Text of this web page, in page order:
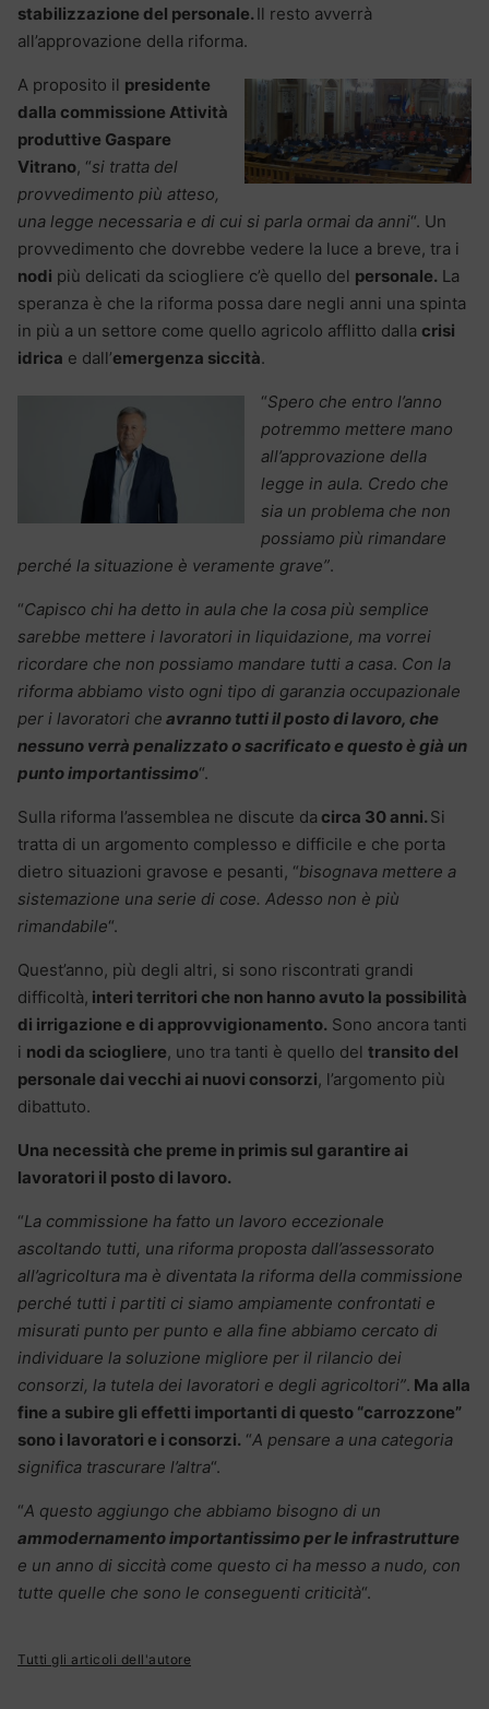
stabilizzazione del personale. Il resto avverrà
all’approvazione della riforma.
A proposito il presidente
dalla commissione Attività
produttive Gaspare
Vitrano, “si tratta del
provvedimento più atteso,
una legge necessaria e di cui si parla ormai da anni“. Un
provvedimento che dovrebbe vedere la luce a breve, tra i
nodi più delicati da sciogliere c’è quello del personale. La
speranza è che la riforma possa dare negli anni una spinta
in più a un settore come quello agricolo afflitto dalla crisi
idrica e dall’emergenza siccità.
“Spero che entro l’anno
potremmo mettere mano
all’approvazione della
legge in aula. Credo che
sia un problema che non
possiamo più rimandare
perché la situazione è veramente grave”.
“Capisco chi ha detto in aula che la cosa più semplice
sarebbe mettere i lavoratori in liquidazione, ma vorrei
ricordare che non possiamo mandare tutti a casa. Con la
riforma abbiamo visto ogni tipo di garanzia occupazionale
per i lavoratori che avranno tutti il posto di lavoro, che
nessuno verrà penalizzato o sacrificato e questo è già un
punto importantissimo“.
Sulla riforma l’assemblea ne discute da circa 30 anni. Si
tratta di un argomento complesso e difficile e che porta
dietro situazioni gravose e pesanti, “bisognava mettere a
sistemazione una serie di cose. Adesso non è più
rimandabile“.
Quest’anno, più degli altri, si sono riscontrati grandi
difficoltà, interi territori che non hanno avuto la possibilità
di irrigazione e di approvvigionamento. Sono ancora tanti
i nodi da sciogliere, uno tra tanti è quello del transito del
personale dai vecchi ai nuovi consorzi, l’argomento più
dibattuto.
Una necessità che preme in primis sul garantire ai
lavoratori il posto di lavoro.
“La commissione ha fatto un lavoro eccezionale
ascoltando tutti, una riforma proposta dall’assessorato
all’agricoltura ma è diventata la riforma della commissione
perché tutti i partiti ci siamo ampiamente confrontati e
misurati punto per punto e alla fine abbiamo cercato di
individuare la soluzione migliore per il rilancio dei
consorzi, la tutela dei lavoratori e degli agricoltori”. Ma alla
fine a subire gli effetti importanti di questo “carrozzone”
sono i lavoratori e i consorzi. “A pensare a una categoria
significa trascurare l’altra“.
“A questo aggiungo che abbiamo bisogno di un
ammodernamento importantissimo per le infrastrutture
e un anno di siccità come questo ci ha messo a nudo, con
tutte quelle che sono le conseguenti criticità“.
Tutti gli articoli dell'autore